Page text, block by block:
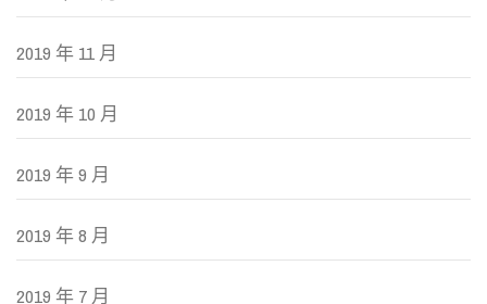
2019 年 11 月
2019 年 10 月
2019 年 9 月
2019 年 8 月
2019 年 7 月